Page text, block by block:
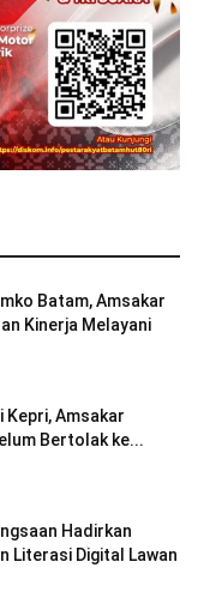
Batam, Amsakar
Kinerja Melayani
Kepri, Amsakar
Bertolak ke...
Hadirkan
Literasi Digital Lawan